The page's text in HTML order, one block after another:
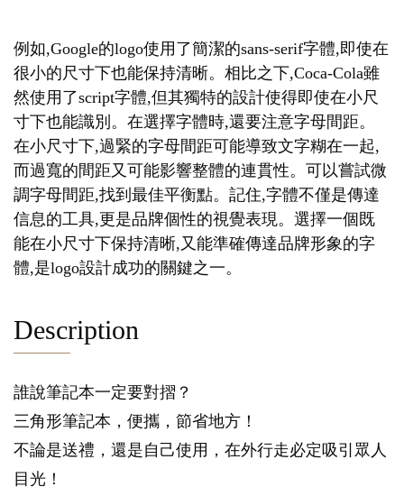
例如,Google的logo使用了簡潔的sans-serif字體,即使在
很小的尺寸下也能保持清晰。相比之下,Coca-Cola雖
然使用了script字體,但其獨特的設計使得即使在小尺
寸下也能識別。在選擇字體時,還要注意字母間距。
在小尺寸下,過緊的字母間距可能導致文字糊在一起,
而過寬的間距又可能影響整體的連貫性。可以嘗試微
調字母間距,找到最佳平衡點。記住,字體不僅是傳達
信息的工具,更是品牌個性的視覺表現。選擇一個既
能在小尺寸下保持清晰,又能準確傳達品牌形象的字
體,是logo設計成功的關鍵之一。
Description
誰說筆記本一定要對摺？
三角形筆記本，便攜，節省地方！
不論是送禮，還是自己使用，在外行走必定吸引眾人
目光！